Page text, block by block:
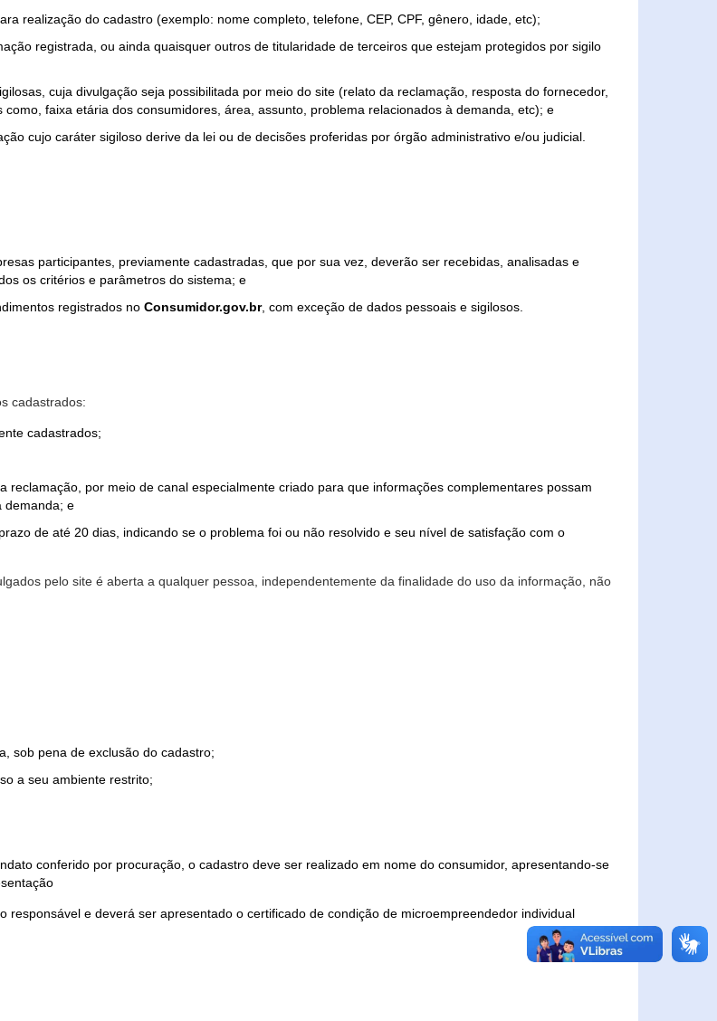
realização do cadastro (exemplo: nome completo, telefone, CEP, CPF, gênero, idade, etc);
registrada, ou ainda quaisquer outros de titularidade de terceiros que estejam protegidos por sigilo
cuja divulgação seja possibilitada por meio do site (relato da reclamação, resposta do fornecedor,
faixa etária dos consumidores, área, assunto, problema relacionados à demanda, etc); e
cujo caráter sigiloso derive da lei ou de decisões proferidas por órgão administrativo e/ou judicial.
participantes, previamente cadastradas, que por sua vez, deverão ser recebidas, analisadas e
os critérios e parâmetros do sistema; e
registrados no Consumidor.gov.br, com exceção de dados pessoais e sigilosos.
cadastrados:
cadastrados;
por meio de canal especialmente criado para que informações complementares possam
demanda; e
de até 20 dias, indicando se o problema foi ou não resolvido e seu nível de satisfação com o
pelo site é aberta a qualquer pessoa, independentemente da finalidade do uso da informação, não
sob pena de exclusão do cadastro;
a seu ambiente restrito;
conferido por procuração, o cadastro deve ser realizado em nome do consumidor, apresentando-se
responsável e deverá ser apresentado o certificado de condição de microempreendedor individual